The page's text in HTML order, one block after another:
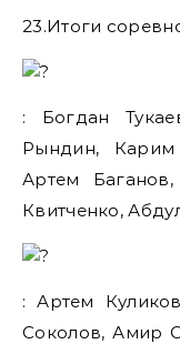
23.Итоги
: Богдан
Рындин, Карим
Артем Баганов,
Квитченко,
: Артем
Соколов, Амир